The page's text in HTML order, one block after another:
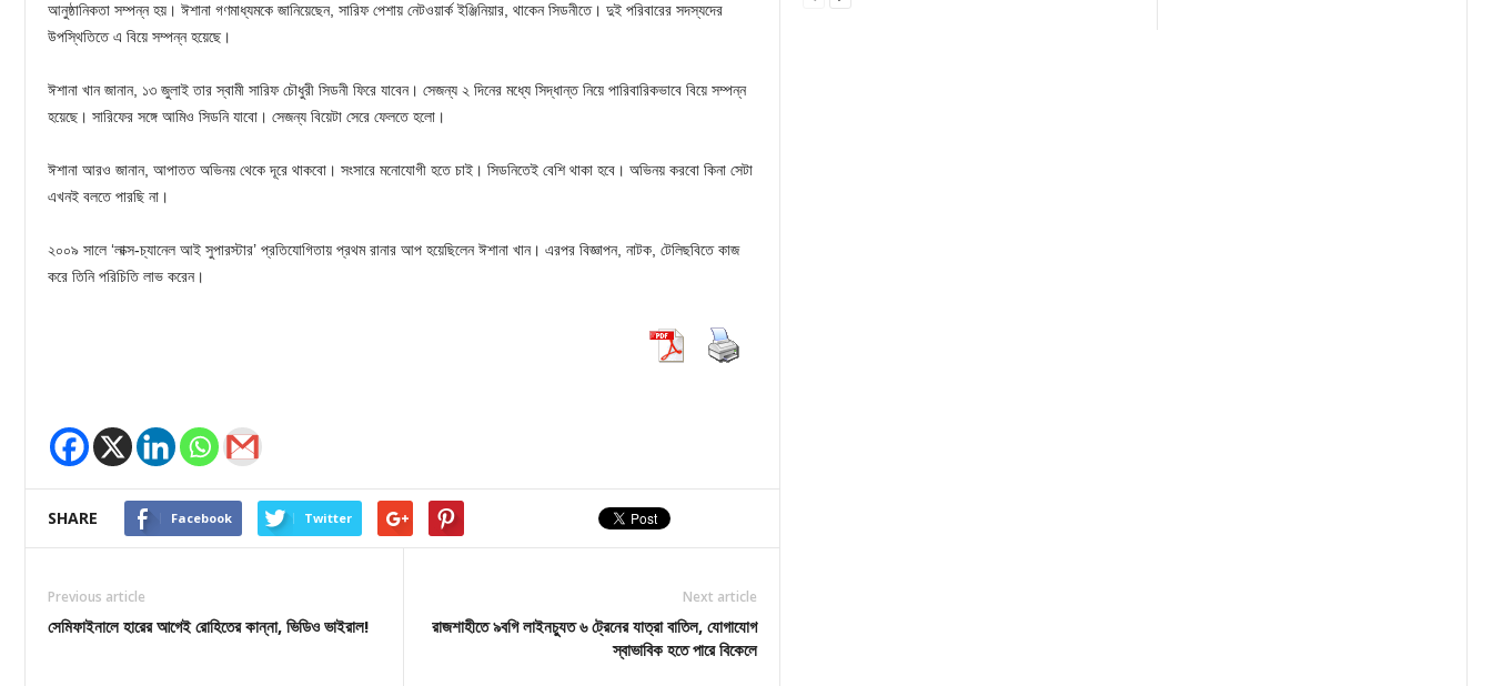
আনুষ্ঠানিকতা সম্পন্ন হয়। ঈশানা গণমাধ্যমকে জানিয়েছেন, সারিফ পেশায় নেটওয়ার্ক ইঞ্জিনিয়ার, থাকেন সিডনীতে। দুই পরিবারের সদস্যদের
উপস্থিতিতে এ বিয়ে সম্পন্ন হয়েছে।
ঈশানা খান জানান, ১৩ জুলাই তার স্বামী সারিফ চৌধুরী সিডনী ফিরে যাবেন। সেজন্য ২ দিনের মধ্যে সিদ্ধান্ত নিয়ে পারিবারিকভাবে বিয়ে সম্পন্ন
হয়েছে। সারিফের সঙ্গে আমিও সিডনি যাবো। সেজন্য বিয়েটা সেরে ফেলতে হলো।
ঈশানা আরও জানান, আপাতত অভিনয় থেকে দূরে থাকবো। সংসারে মনোযোগী হতে চাই। সিডনিতেই বেশি থাকা হবে। অভিনয় করবো কিনা সেটা
এখনই বলতে পারছি না।
২০০৯ সালে ‘লাক্স-চ্যানেল আই সুপারস্টার’ প্রতিযোগিতায় প্রথম রানার আপ হয়েছিলেন ঈশানা খান। এরপর বিজ্ঞাপন, নাটক, টেলিছবিতে কাজ
করে তিনি পরিচিতি লাভ করেন।
SHARE Facebook Twitter
Previous article
সেমিফাইনালে হারের আগেই রোহিতের কান্না, ভিডিও ভাইরাল!
Next article
রাজশাহীতে ৯বগি লাইনচ্যুত ৬ ট্রেনের যাত্রা বাতিল, যোগাযোগ
স্বাভাবিক হতে পারে বিকেলে